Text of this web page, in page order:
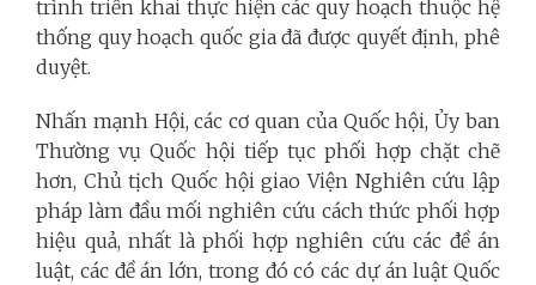
trình triển khai thực hiện các quy hoạch thuộc hệ
thống quy hoạch quốc gia đã được quyết định, phê
duyệt.
Nhấn mạnh Hội, các cơ quan của Quốc hội, Ủy ban
Thường vụ Quốc hội tiếp tục phối hợp chặt chẽ
hơn, Chủ tịch Quốc hội giao Viện Nghiên cứu lập
pháp làm đầu mối nghiên cứu cách thức phối hợp
hiệu quả, nhất là phối hợp nghiên cứu các đề án
luật, các đề án lớn, trong đó có các dự án luật Quốc